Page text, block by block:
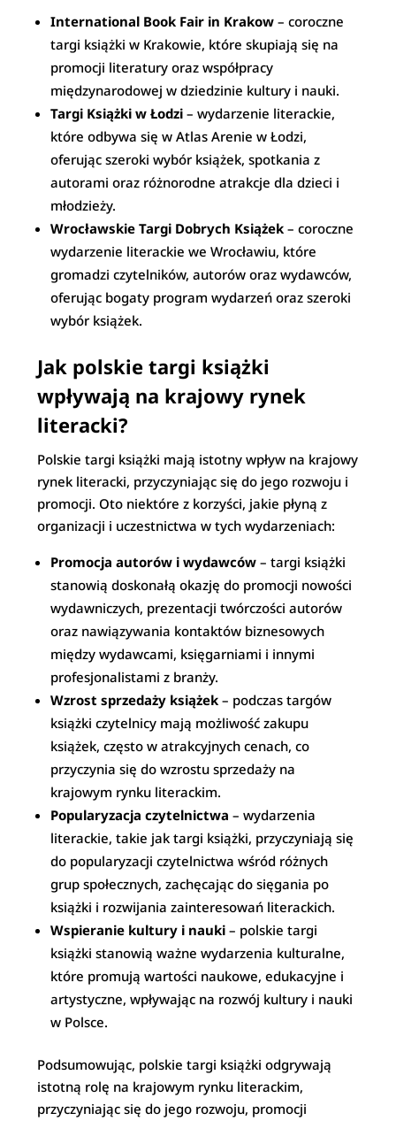
International Book Fair in Krakow – coroczne
targi książki w Krakowie, które skupiają się na
promocji literatury oraz współpracy
międzynarodowej w dziedzinie kultury i nauki.
Targi Książki w Łodzi – wydarzenie literackie,
które odbywa się w Atlas Arenie w Łodzi,
oferując szeroki wybór książek, spotkania z
autorami oraz różnorodne atrakcje dla dzieci i
młodzieży.
Wrocławskie Targi Dobrych Książek – coroczne
wydarzenie literackie we Wrocławiu, które
gromadzi czytelników, autorów oraz wydawców,
oferując bogaty program wydarzeń oraz szeroki
wybór książek.
Jak polskie targi książki
wpływają na krajowy rynek
literacki?
Polskie targi książki mają istotny wpływ na krajowy
rynek literacki, przyczyniając się do jego rozwoju i
promocji. Oto niektóre z korzyści, jakie płyną z
organizacji i uczestnictwa w tych wydarzeniach:
Promocja autorów i wydawców – targi książki
stanowią doskonałą okazję do promocji nowości
wydawniczych, prezentacji twórczości autorów
oraz nawiązywania kontaktów biznesowych
między wydawcami, księgarniami i innymi
profesjonalistami z branży.
Wzrost sprzedaży książek – podczas targów
książki czytelnicy mają możliwość zakupu
książek, często w atrakcyjnych cenach, co
przyczynia się do wzrostu sprzedaży na
krajowym rynku literackim.
Popularyzacja czytelnictwa – wydarzenia
literackie, takie jak targi książki, przyczyniają się
do popularyzacji czytelnictwa wśród różnych
grup społecznych, zachęcając do sięgania po
książki i rozwijania zainteresowań literackich.
Wspieranie kultury i nauki – polskie targi
książki stanowią ważne wydarzenia kulturalne,
które promują wartości naukowe, edukacyjne i
artystyczne, wpływając na rozwój kultury i nauki
w Polsce.
Podsumowując, polskie targi książki odgrywają
istotną rolę na krajowym rynku literackim,
przyczyniając się do jego rozwoju, promocji